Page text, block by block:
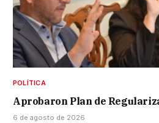
POLÍTICA
Aprobaron Plan de
6 de agosto de 2026